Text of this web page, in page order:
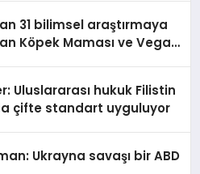
31 bilimsel araştırmaya
Köpek Maması ve Vegan
Uluslararası hukuk Filistin
çifte standart uyguluyor
Ukrayna savaşı bir ABD